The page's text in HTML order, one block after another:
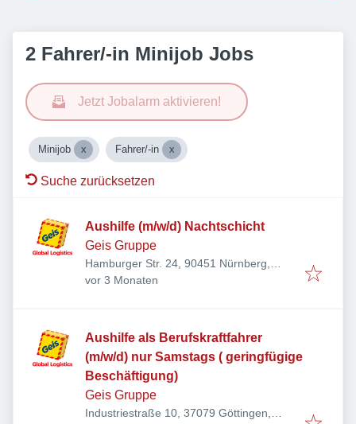
2 Fahrer/-in Minijob Jobs
Jetzt Jobalarm aktivieren!
Minijob Fahrer/-in
Suche zurücksetzen
Aushilfe (m/w/d) Nachtschicht
Geis Gruppe
Hamburger Str. 24, 90451 Nürnberg,
Deutschland
Veröffentlicht:
vor 3 Monaten
Aushilfe als Berufskraftfahrer
(m/w/d) nur Samstags ( geringfügige
Beschäftigung)
Geis Gruppe
Industriestraße 10, 37079 Göttingen,